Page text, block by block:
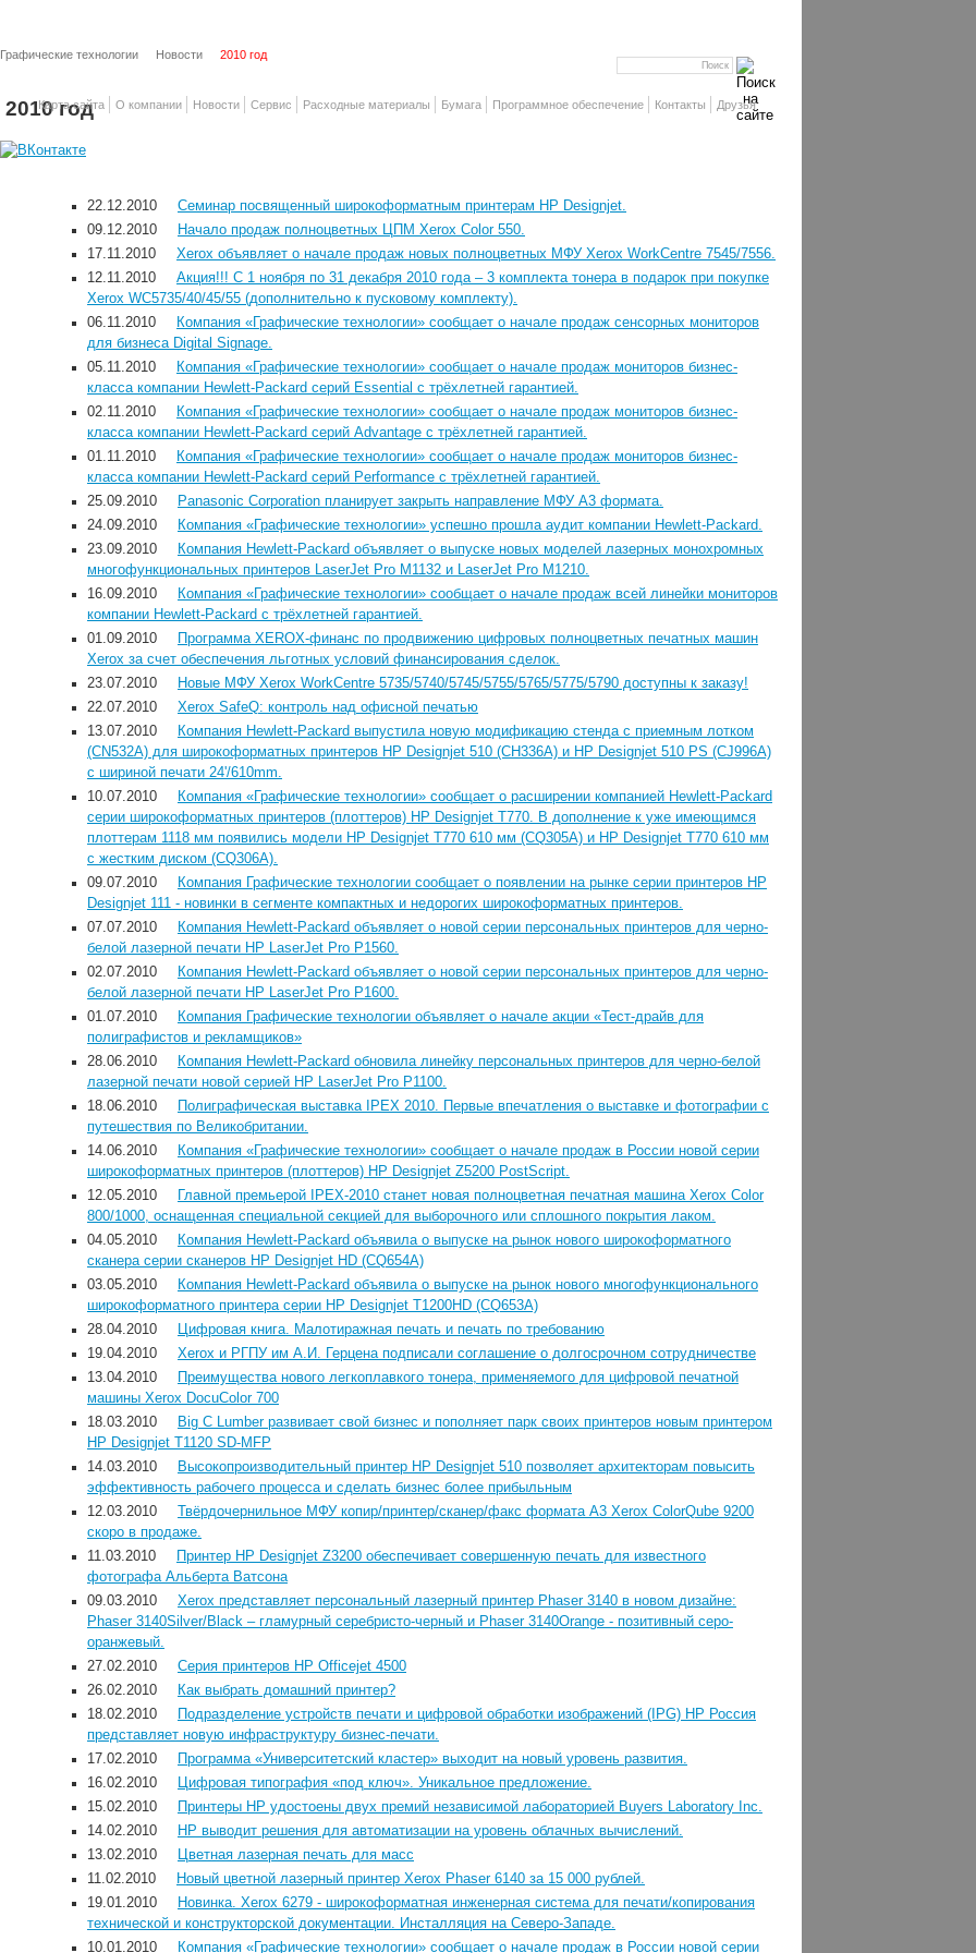
Карта сайта О компании Новости Сервис Расходные материалы Бумага Программное обеспечение Контакты Друзья
Графические технологии Новости 2010 год
2010 год
22.12.2010
Cеминар посвященный широкоформатным принтерам HP Designjet.
09.12.2010
Начало продаж полноцветных ЦПМ Xerox Color 550.
17.11.2010
Xerox объявляет о начале продаж новых полноцветных МФУ Xerox WorkCentre 7545/7556.
12.11.2010
Акция!!! С 1 ноября по 31 декабря 2010 года – 3 комплекта тонера в подарок при покупке
Xerox WC5735/40/45/55 (дополнительно к пусковому комплекту).
06.11.2010
Компания «Графические технологии» сообщает о начале продаж сенсорных мониторов
для бизнеса Digital Signage.
05.11.2010
Компания «Графические технологии» сообщает о начале продаж мониторов бизнес-
класса компании Hewlett-Packard серий Essential с трёхлетней гарантией.
02.11.2010
Компания «Графические технологии» сообщает о начале продаж мониторов бизнес-
класса компании Hewlett-Packard серий Advantage с трёхлетней гарантией.
01.11.2010
Компания «Графические технологии» сообщает о начале продаж мониторов бизнес-
класса компании Hewlett-Packard серий Performance с трёхлетней гарантией.
25.09.2010
Panasonic Corporation планирует закрыть направление МФУ А3 формата.
24.09.2010
Компания «Графические технологии» успешно прошла аудит компании Hewlett-Packard.
23.09.2010
Компания Hewlett-Packard объявляет о выпуске новых моделей лазерных монохромных
многофункциональных принтеров LaserJet Pro M1132 и LaserJet Pro M1210.
16.09.2010
Компания «Графические технологии» сообщает о начале продаж всей линейки мониторов
компании Hewlett-Packard с трёхлетней гарантией.
01.09.2010
Программа XEROX-финанс по продвижению цифровых полноцветных печатных машин
Xerox за счет обеспечения льготных условий финансирования сделок.
23.07.2010
Новые МФУ Xerox WorkCentre 5735/5740/5745/5755/5765/5775/5790 доступны к заказу!
22.07.2010
Xerox SafeQ: контроль над офисной печатью
13.07.2010
Компания Hewlett-Packard выпустила новую модификацию стенда с приемным лотком
(CN532A) для широкоформатных принтеров HP Designjet 510 (CH336A) и HP Designjet 510 PS (CJ996A)
с шириной печати 24'/610mm.
10.07.2010
Компания «Графические технологии» сообщает о расширении компанией Hewlett-Packard
серии широкоформатных принтеров (плоттеров) HP Designjet T770. В дополнение к уже имеющимся
плоттерам 1118 мм появились модели HP Designjet T770 610 мм (CQ305A) и HP Designjet T770 610 мм
с жестким диском (CQ306A).
09.07.2010
Компания Графические технологии сообщает о появлении на рынке серии принтеров HP
Designjet 111 - новинки в сегменте компактных и недорогих широкоформатных принтеров.
07.07.2010
Компания Hewlett-Packard объявляет о новой серии персональных принтеров для черно-
белой лазерной печати HP LaserJet Pro P1560.
02.07.2010
Компания Hewlett-Packard объявляет о новой серии персональных принтеров для черно-
белой лазерной печати HP LaserJet Pro P1600.
01.07.2010
Компания Графические технологии объявляет о начале акции «Тест-драйв для
полиграфистов и рекламщиков»
28.06.2010
Компания Hewlett-Packard обновила линейку персональных принтеров для черно-белой
лазерной печати новой серией HP LaserJet Pro P1100.
18.06.2010
Полиграфическая выставка IPEX 2010. Первые впечатления о выставке и фотографии с
путешествия по Великобритании.
14.06.2010
Компания «Графические технологии» сообщает о начале продаж в России новой серии
широкоформатных принтеров (плоттеров) HP Designjet Z5200 PostScript.
12.05.2010
Главной премьерой IPEX-2010 станет новая полноцветная печатная машина Xerox Color
800/1000, оснащенная специальной секцией для выборочного или сплошного покрытия лаком.
04.05.2010
Компания Hewlett-Packard объявила о выпуске на рынок нового широкоформатного
сканера серии сканеров HP Designjet HD (CQ654A)
03.05.2010
Компания Hewlett-Packard объявила о выпуске на рынок нового многофункционального
широкоформатного принтера серии HP Designjet T1200HD (CQ653A)
28.04.2010
Цифровая книга. Малотиражная печать и печать по требованию
19.04.2010
Xerox и РГПУ им А.И. Герцена подписали соглашение о долгосрочном сотрудничестве
13.04.2010
Преимущества нового легкоплавкого тонера, применяемого для цифровой печатной
машины Xerox DocuColor 700
18.03.2010
Big C Lumber развивает свой бизнес и пополняет парк своих принтеров новым принтером
HP Designjet T1120 SD-MFP
14.03.2010
Высокопроизводительный принтер HP Designjet 510 позволяет архитекторам повысить
эффективность рабочего процесса и сделать бизнес более прибыльным
12.03.2010
Твёрдочернильное МФУ копир/принтер/сканер/факс формата А3 Xerox ColorQube 9200
скоро в продаже.
11.03.2010
Принтер HP Designjet Z3200 обеспечивает совершенную печать для известного
фотографа Альберта Ватсона
09.03.2010
Xerox представляет персональный лазерный принтер Phaser 3140 в новом дизайне:
Phaser 3140Silver/Black – гламурный серебристо-черный и Phaser 3140Orange - позитивный серо-
оранжевый.
27.02.2010
Серия принтеров HP Officejet 4500
26.02.2010
Как выбрать домашний принтер?
18.02.2010
Подразделение устройств печати и цифровой обработки изображений (IPG) HP Россия
представляет новую инфраструктуру бизнес-печати.
17.02.2010
Программа «Университетский кластер» выходит на новый уровень развития.
16.02.2010
Цифровая типография «под ключ». Уникальное предложение.
15.02.2010
Принтеры HP удостоены двух премий независимой лабораторией Buyers Laboratory Inc.
14.02.2010
HP выводит решения для автоматизации на уровень облачных вычислений.
13.02.2010
Цветная лазерная печать для масс
11.02.2010
Новый цветной лазерный принтер Xerox Phaser 6140 за 15 000 рублей.
19.01.2010
Новинка. Xerox 6279 - широкоформатная инженерная система для печати/копирования
технической и конструкторской документации. Инсталляция на Северо-Западе.
10.01.2010
Компания «Графические технологии» сообщает о начале продаж в России новой серии